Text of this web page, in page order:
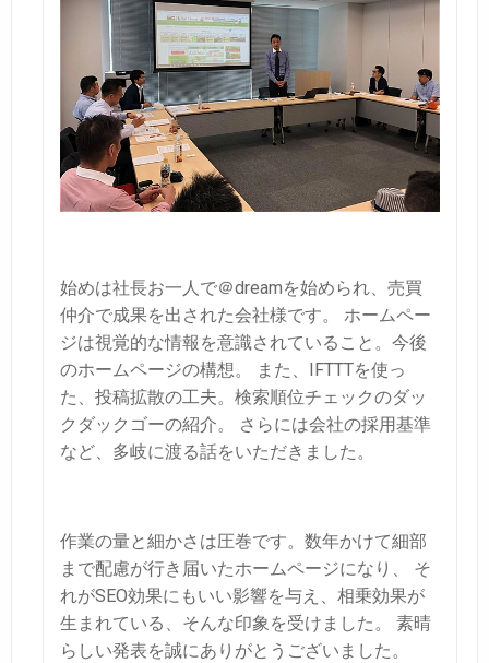
始めは社長お一人で＠dreamを始められ、売買
仲介で成果を出された会社様です。
ホームペー
ジは視覚的な情報を意識されていること。今後
のホームページの構想。
また、IFTTTを使っ
た、投稿拡散の工夫。検索順位チェックのダッ
クダックゴーの紹介。
さらには会社の採用基準
など、多岐に渡る話をいただきました。
作業の量と細かさは圧巻です。数年かけて細部
まで配慮が行き届いたホームページになり、
そ
れがSEO効果にもいい影響を与え、相乗効果が
生まれている、そんな印象を受けました。
素晴
らしい発表を誠にありがとうございました。